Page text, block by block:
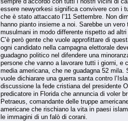
essere newyorkesi significa convivere con i
che è stato attaccato l’11 Settembre. Non
hanno pianto insieme a noi. Sarebbe un
musulmani in modo differente rispetto ad
C’è però gente che vuole approfittare di
ogni candidato nella campagna elettorale
guadagno politico nel difendere una
persone che vanno a lavorare tutti i giorni, e
media americana, che ne guadagna 52 mila.
vuole dichiarare una guerra santa contro
discussione la fede cristiana del presidente
predicatore in Florida che annuncia di voler
Petraeus, comandante delle truppe
americane che rischiano la vita in paesi
le immagini di un falò di corani.